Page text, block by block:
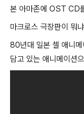
본 아마존에 OST CD
마크로스 극장판이 뭐
80년대 일본 셀 애니
담고 있는 애니메이션